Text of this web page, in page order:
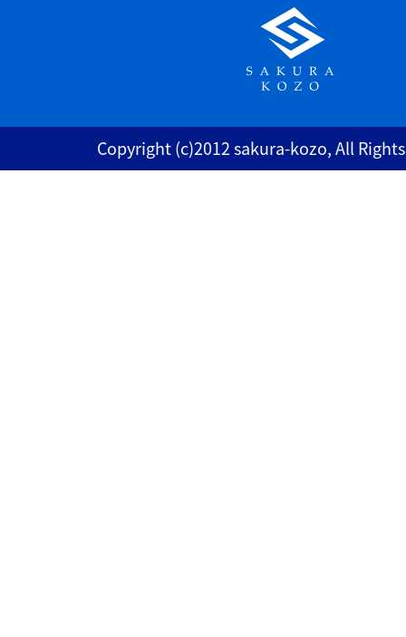
Copyright (c)2012 sakura-kozo, All